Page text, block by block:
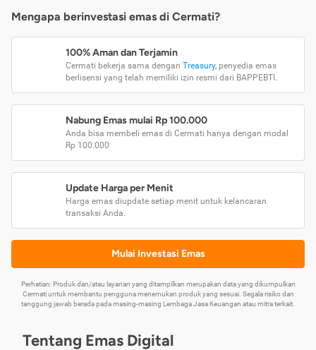
Mengapa berinvestasi emas di Cermati?
100% Aman dan Terjamin
Cermati bekerja sama dengan Treasury, penyedia emas
berlisensi yang telah memiliki izin resmi dari BAPPEBTI.
Nabung Emas mulai Rp 100.000
Anda bisa membeli emas di Cermati hanya dengan modal
Rp 100.000
Update Harga per Menit
Harga emas diupdate setiap menit untuk kelancaran
transaksi Anda.
Mulai Investasi Emas
Perhatian: Produk dan/atau layanan yang ditampilkan merupakan data yang dikumpulkan
Cermati untuk membantu pengguna menemukan produk yang sesuai. Segala risiko dan
tanggung jawab berada pada masing-masing Lembaga Jasa Keuangan atau mitra terkait.
Tentang Emas Digital